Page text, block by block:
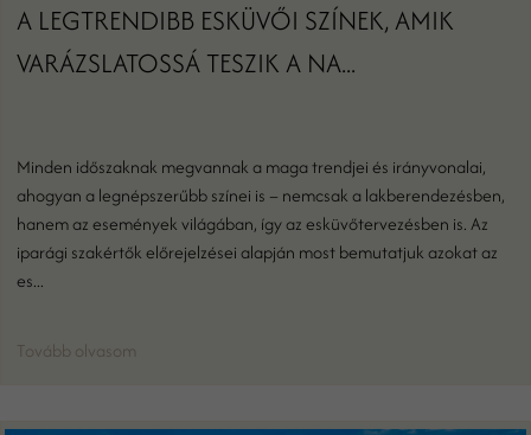
A LEGTRENDIBB ESKÜVŐI SZÍNEK, AMIK
VARÁZSLATOSSÁ TESZIK A NA...
Minden időszaknak megvannak a maga trendjei és irányvonalai,
ahogyan a legnépszerűbb színei is – nemcsak a lakberendezésben,
hanem az események világában, így az esküvőtervezésben is. Az
iparági szakértők előrejelzései alapján most bemutatjuk azokat az
es...
Tovább olvasom